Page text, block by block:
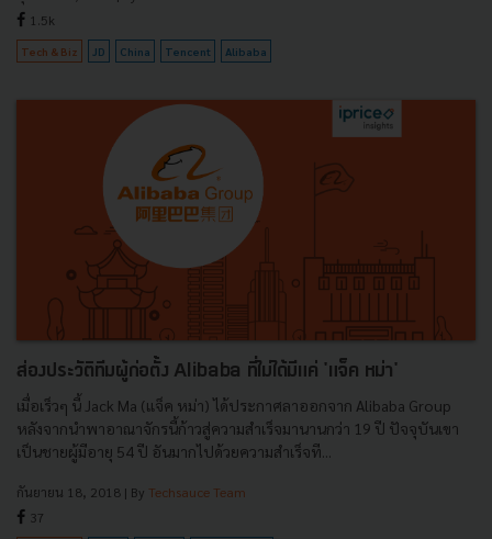
1.5k
Tech & Biz JD China Tencent Alibaba
ส่องประวัติทีมผู้ก่อตั้ง Alibaba ที่ไม่ได้มีแค่ 'แจ็ค หม่า'
เมื่อเร็วๆ นี้ Jack Ma (แจ็ค หม่า) ได้ประกาศลาออกจาก Alibaba Group
หลังจากนำพาอาณาจักรนี้ก้าวสู่ความสำเร็จมานานกว่า 19 ปี ปัจจุบันเขา
เป็นชายผู้มีอายุ 54 ปี อันมากไปด้วยความสำเร็จที...
กันยายน 18, 2018 | By Techsauce Team
37